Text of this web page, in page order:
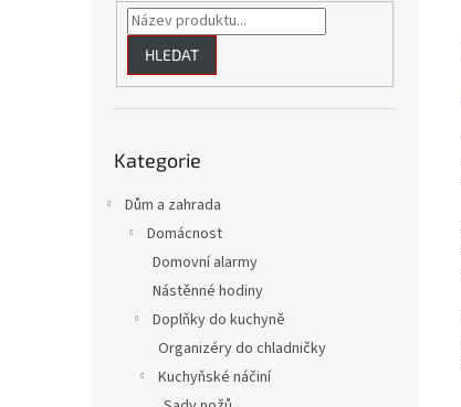
HLEDAT
kategorie
Kategorie
Dům a zahrada
Domácnost
Domovní alarmy
Nástěnné hodiny
Doplňky do kuchyně
Organizéry do chladničky
Kuchyňské náčiní